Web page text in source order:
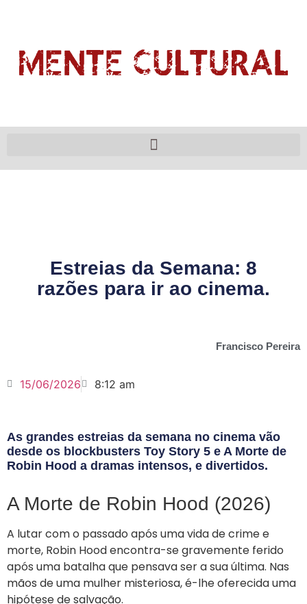
Estreias da Semana: 8
razões para ir ao cinema.
Francisco Pereira
15/06/2026 8:12 am
As grandes estreias da semana no cinema vão
desde os blockbusters Toy Story 5 e A Morte de
Robin Hood a dramas intensos, e divertidos.
A Morte de Robin Hood (2026)
A lutar com o passado após uma vida de crime e
morte, Robin Hood encontra-se gravemente ferido
após uma batalha que pensava ser a sua última. Nas
mãos de uma mulher misteriosa, é-lhe oferecida uma
hipótese de salvação.